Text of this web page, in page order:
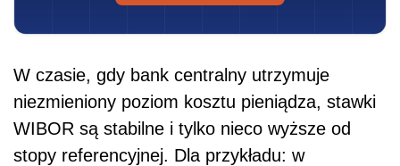
W czasie, gdy bank centralny utrzymuje
niezmieniony poziom kosztu pieniądza, stawki
WIBOR są stabilne i tylko nieco wyższe od
stopy referencyjnej. Dla przykładu: w